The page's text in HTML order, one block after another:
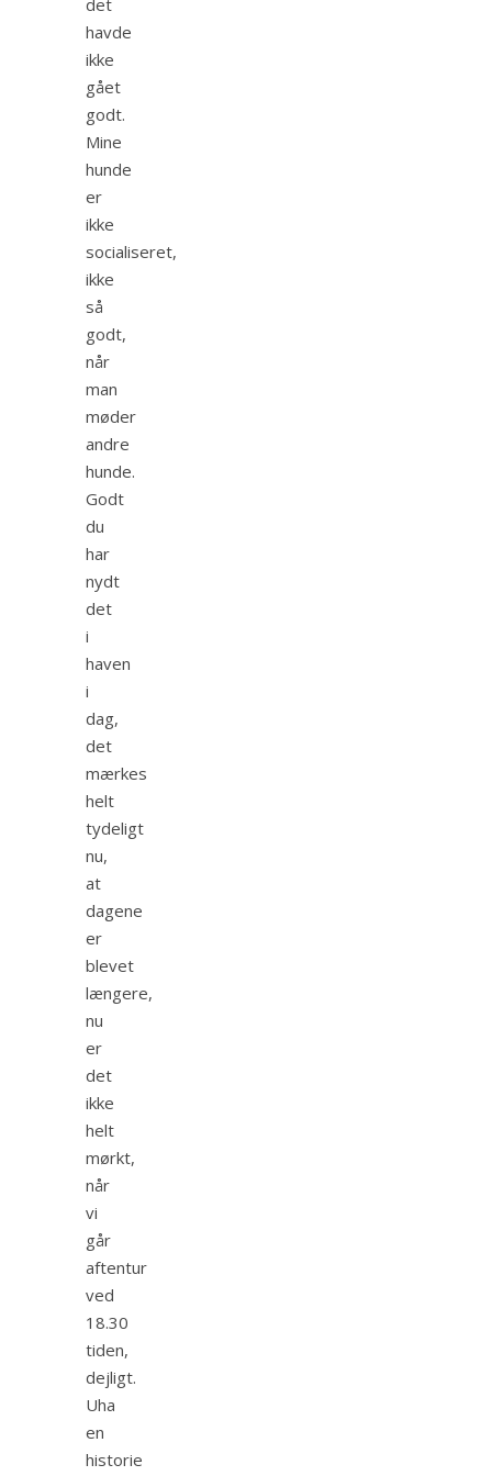
havde
ikke
gået
godt.
Mine
hunde
er
ikke
socialiseret,
ikke
så
godt,
når
man
møder
andre
hunde.
Godt
du
har
nydt
det
i
haven
i
dag,
det
mærkes
helt
tydeligt
nu,
at
dagene
er
blevet
længere,
nu
er
det
ikke
helt
mørkt,
når
vi
går
aftentur
ved
18.30
tiden,
dejligt.
Uha
en
historie